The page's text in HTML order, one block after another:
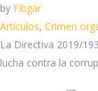
by Fibgar
Artículos, Crimen
La Directiva 2019/
lucha contra la